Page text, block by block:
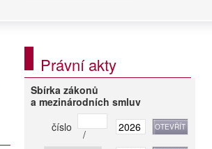
Právní akty
Sbírka zákonů
a mezinárodních smluv
číslo
/